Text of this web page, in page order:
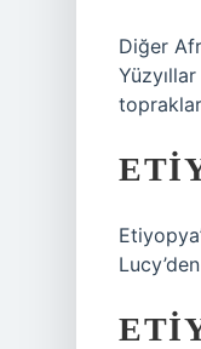
Diğer